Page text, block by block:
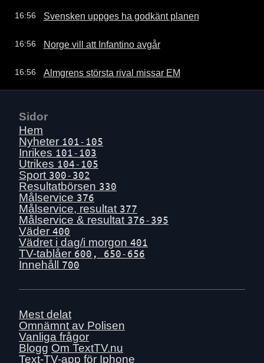
16:56 Svensken uppges ha godkänt planen
16:56 Norge vill att Infantino avgår
16:56 Almgrens största rival missar EM
Sidor
Hem
Nyheter 101-105
Inrikes 101-103
Utrikes 104-105
Sport 300-302
Resultatbörsen 330
Målservice 376
Målservice, resultat 377
Målservice & resultat 376-395
Väder 400
Vädret i dag/i morgon 401
TV-tablåer 600, 650-656
Innehåll 700
Mest delat
Omnämnt av Polisen
Vanliga frågor
Blogg Om TextTV.nu
Text-TV-app för Iphone